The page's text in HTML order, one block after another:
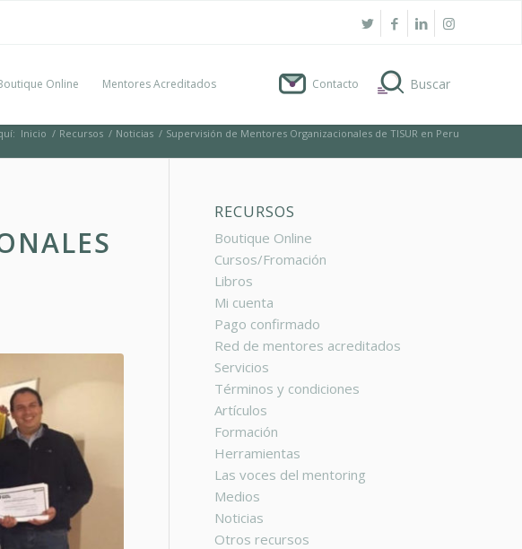
Online Mentores Acreditados Contacto
Inicio / Recursos / Noticias / Supervisión de Mentores Organizacionales de TISUR en Peru
RECURSOS
Boutique Online
Cursos/Fromación
Libros
Mi cuenta
Pago confirmado
Red de mentores acreditados
Servicios
Términos y condiciones
Artículos
Formación
Herramientas
Las voces del mentoring
Medios
Noticias
Otros recursos